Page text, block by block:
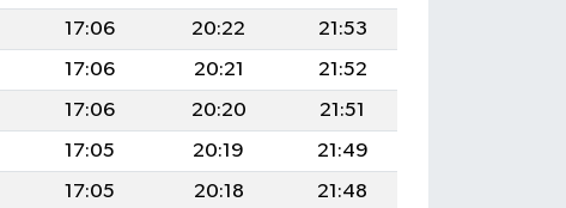
17:06 20:22
21:53
17:06 20:21
21:52
17:06 20:20
21:51
17:05 20:19
21:49
17:05 20:18
21:48